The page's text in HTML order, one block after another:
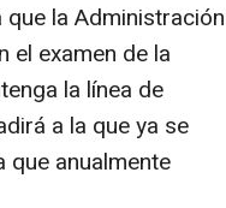
la Administración
el examen de la
la línea de
a la que ya se
que anualmente